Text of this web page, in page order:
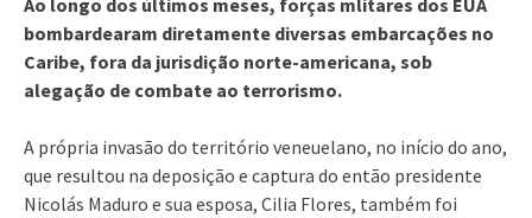
bombardearam diretamente diversas embarcações no
Caribe, fora da jurisdição norte-americana, sob
alegação de combate ao terrorismo.
A própria invasão do território veneuelano, no início do ano,
que resultou na deposição e captura do então presidente
Nicolás Maduro e sua esposa, Cilia Flores, também foi